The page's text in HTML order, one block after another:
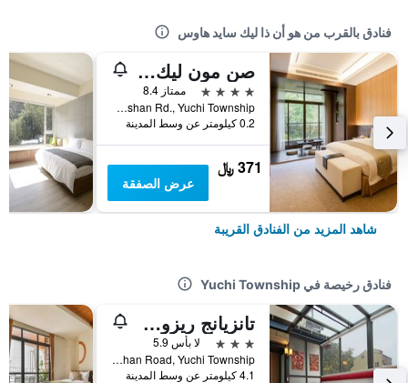
فنادق بالقرب من هو أن ذا ليك سايد هاوس
صن مون ليك فولي هوت سبرينج ريزورت
4 نجوم
ممتاز 8.4
No.250-2, Zhongshan Rd., Yuchi Township, تايوان
0.2 كيلومتر عن وسط المدينة
371 ﷼
عرض الصفقة
شاهد المزيد من الفنادق القريبة
فنادق رخيصة في Yuchi Township
تانزيانج ريزورت هوتل صن مون لايك
3 نجوم
لا بأس 5.9
No.130, Zhongshan Road, Yuchi Township, تايوان
4.1 كيلومتر عن وسط المدينة